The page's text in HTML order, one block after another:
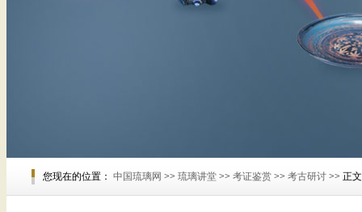
您现在的位置： 中国琉璃网 >> 琉璃讲堂 >> 考证鉴赏 >> 考古研讨 >> 正文